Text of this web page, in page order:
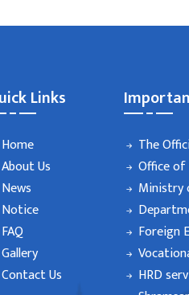
Links
Home
About Us
News
Notice
FAQ
Gallery
Contact Us
The
Office
Ministry
Foreign
HRD